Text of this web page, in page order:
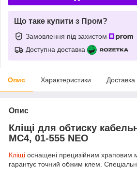
Що таке купити з Пром?
Замовлення під захистом
Доступна доставка
Опис Характеристики Доставка
Опис
Кліщі для обтиску
MC4, 01-555 NEO
Кліщі оснащені прецизійним храповим
гарантує точний обжим клем.